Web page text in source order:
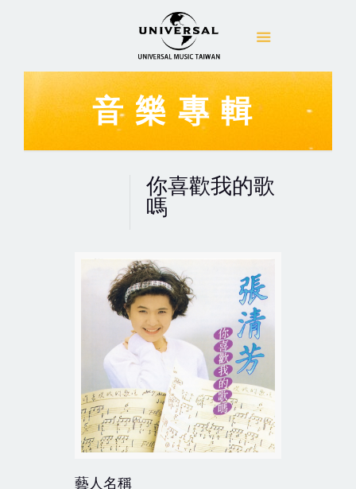
音樂專輯
你喜歡我的歌
嗎
藝人名稱